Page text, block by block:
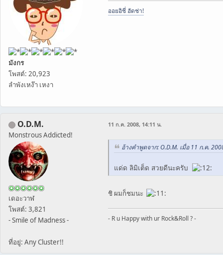
มังกร
โพสต์: 20,923
ลำพังเหง๊า เหงา
ออยอิชี่ ฮัดช่า!
O.D.M.
Monstrous Addicted!
เดอะวาฬ
โพสต์: 3,821
- Smile of Madness -
ที่อยู่: Any Cluster!!
11 ก.ค. 2008, 14:11 น.
อ้างคำพูดจาก: O.D.M. เมื่อ 11 ก.ค.
แด่ด ลิมิเต็ด สวยดีนะครับ
ชิ ผมก็ชมนะ
- R u Happy with ur Rock&Roll ? -